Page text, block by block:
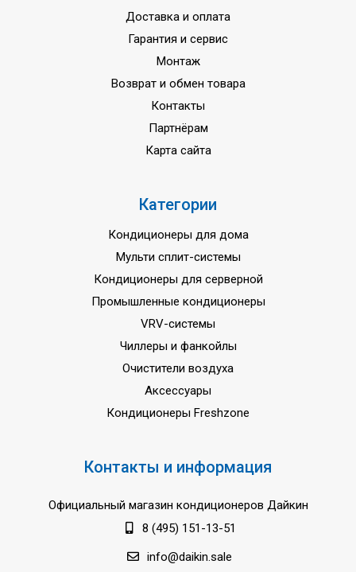
Доставка и оплата
Гарантия и сервис
Монтаж
Возврат и обмен товара
Контакты
Партнёрам
Карта сайта
Категории
Кондиционеры для дома
Мульти сплит-системы
Кондиционеры для серверной
Промышленные кондиционеры
VRV-системы
Чиллеры и фанкойлы
Очистители воздуха
Аксессуары
Кондиционеры Freshzone
Контакты и информация
Официальный магазин кондиционеров Дайкин
8 (495) 151-13-51
info@daikin.sale